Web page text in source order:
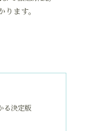
ます。
る決定版